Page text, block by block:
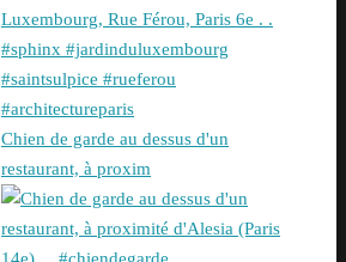
Chien de garde au dessus d'un
restaurant, à proxim